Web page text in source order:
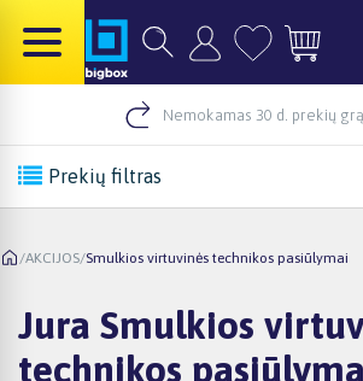
Nemokamas 30 d. prekių
Prekių filtras
/AKCIJOS/Smulkios virtuvinės technikos pasiūlymai
Jura Smulkios
technikos